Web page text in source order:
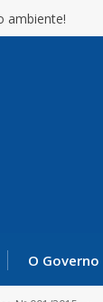
ambiente!
O Governo